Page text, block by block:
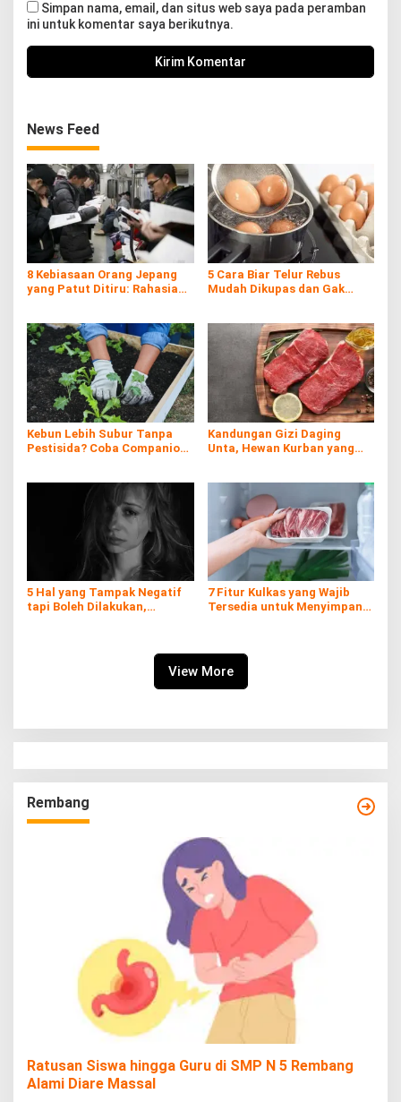
Simpan nama, email, dan situs web saya pada peramban
ini untuk komentar saya berikutnya.
News Feed
8 Kebiasaan Orang Jepang
yang Patut Ditiru: Rahasia
5 Cara Biar Telur Rebus
Mudah Dikupas dan Gak
Kebun Lebih Subur Tanpa
Pestisida? Coba Companion
Kandungan Gizi Daging
Unta, Hewan Kurban yang
5 Hal yang Tampak Negatif
tapi Boleh Dilakukan,
7 Fitur Kulkas yang Wajib
Tersedia untuk Menyimpan
View More
Rembang
Ratusan Siswa hingga Guru di SMP N 5 Rembang
Alami Diare Massal